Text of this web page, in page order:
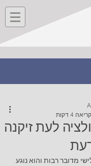
- רגולציה לעת זיקנה
4 דקות
מדובר רבות והוא נוגע